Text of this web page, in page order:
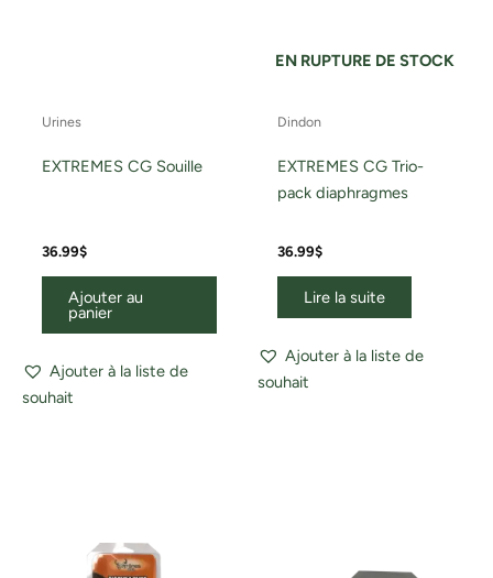
Urines
EXTREMES CG Souille
36.99$
Ajouter au
panier
Ajouter à la liste de
souhait
EN RUPTURE DE STOCK
Dindon
EXTREMES CG Trio-
pack diaphragmes
36.99$
Lire la suite
Ajouter à la liste de
souhait